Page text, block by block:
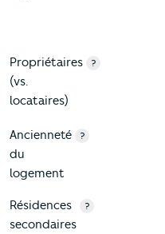
Propriétaires
(vs.
locataires)
?
Ancienneté
du
logement
?
Résidences
secondaires
?